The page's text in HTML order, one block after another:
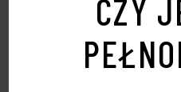
CZY